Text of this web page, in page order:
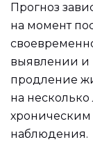
Прогноз
на момент
выявлении и
продление
на несколько
хроническим
наблюдения.